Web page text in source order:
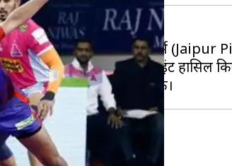
Delhi) ने जयपुर पिंक पैंथर्स (Jaipur
सुपर टेन लगाते हुए कुल 12 प्वाइंट हासिल